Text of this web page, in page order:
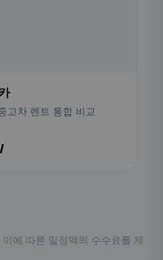
고차 렌트 통합 비교
에 따른 일정액의 수수료를 제